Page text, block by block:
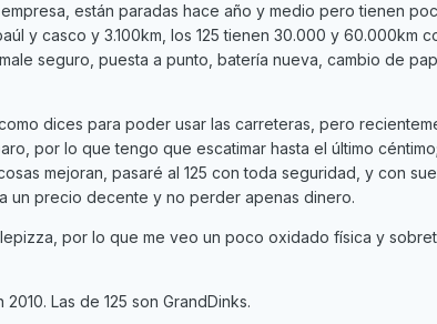
están paradas hace año y medio pero tienen
y casco y 3.100km, los 125 tienen 30.000 y 60.000km
seguro, puesta a punto, batería nueva, cambio de
dices para poder usar las carreteras, pero
por lo que tengo que escatimar hasta el último
mejoran, pasaré al 125 con toda seguridad, y con
un precio decente y no perder apenas dinero.
por lo que me veo un poco oxidado física y
Las de 125 son GrandDinks.